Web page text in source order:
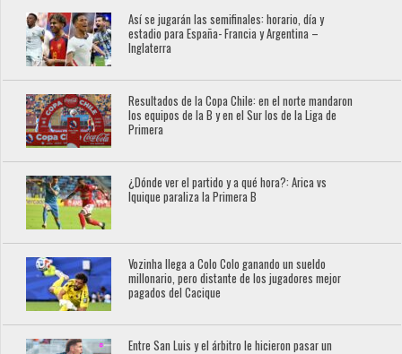
Así se jugarán las semifinales: horario, día y
estadio para España- Francia y Argentina –
Inglaterra
Resultados de la Copa Chile: en el norte mandaron
los equipos de la B y en el Sur los de la Liga de
Primera
¿Dónde ver el partido y a qué hora?: Arica vs
Iquique paraliza la Primera B
Vozinha llega a Colo Colo ganando un sueldo
millonario, pero distante de los jugadores mejor
pagados del Cacique
Entre San Luis y el árbitro le hicieron pasar un